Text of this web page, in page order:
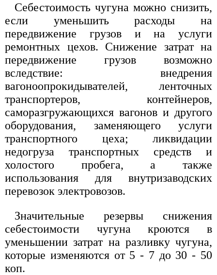
Себестоимость чугуна можно снизить,
если уменьшить расходы на
передвижение грузов и на услуги
ремонтных цехов. Снижение затрат на
передвижение грузов возможно
вследствие: внедрения
вагоноопрокидывателей, ленточных
транспортеров, контейнеров,
саморазгружающихся вагонов и другого
оборудования, заменяющего услуги
транспортного цеха; ликвидации
недогруза транспортных средств и
холостого пробега, а также
использования для внутризаводских
перевозок электровозов.
Значительные резервы снижения
себестоимости чугуна кроются в
уменьшении затрат на разливку чугуна,
которые изменяются от 5 - 7 до 30 - 50
коп.